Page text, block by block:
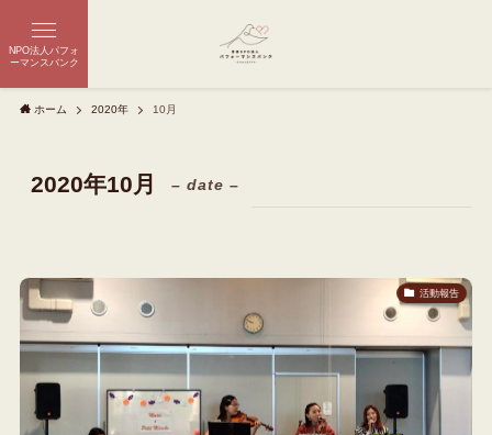
NPO法人パフォ
ーマンスバンク
ホーム 2020年 10月
2020年10月 – date –
活動報告